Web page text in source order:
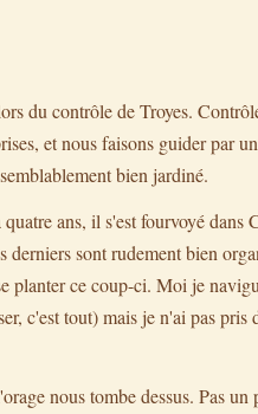
du contrôle de Troyes.
et nous faisons guider par
bien jardiné.
ans, il s'est fourvoyé dans
derniers sont rudement bien
planter ce coup-ci. Moi je
c'est tout) mais je n'ai pas pris
nous tombe dessus. Pas